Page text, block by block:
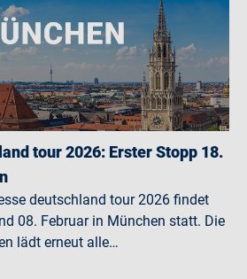
tour 2026: Erster Stopp 18.
deutschland tour 2026 findet
08. Februar in München statt. Die
lädt erneut alle…